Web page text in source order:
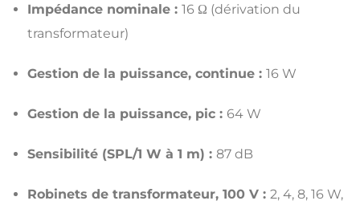
Impédance nominale : 16 Ω (dérivation du
transformateur)
Gestion de la puissance, continue : 16 W
Gestion de la puissance, pic : 64 W
Sensibilité (SPL/1 W à 1 m) : 87 dB
Robinets de transformateur, 100 V : 2, 4, 8, 16 W,